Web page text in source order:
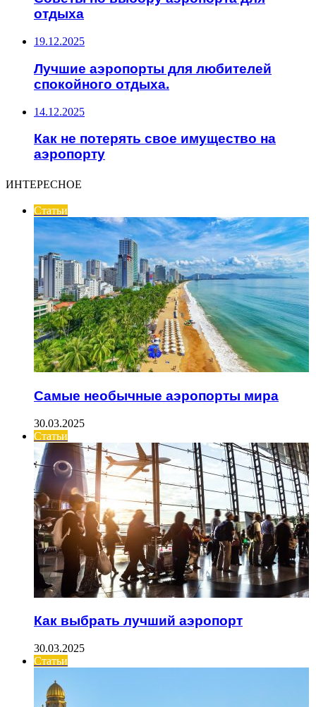
отдыха
19.12.2025
Лучшие аэропорты для любителей
спокойного отдыха.
14.12.2025
Как не потерять свое имущество на
аэропорту
ИНТЕРЕСНОЕ
Статьи
Самые необычные аэропорты мира
30.03.2025
Статьи
Как выбрать лучший аэропорт
30.03.2025
Статьи